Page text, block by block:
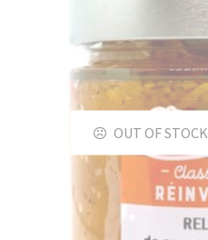
OUT OF STOCK